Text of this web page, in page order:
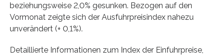
beziehungs­weise 2,0% gesunken. Bezogen auf den
Vormonat zeigte sich der Ausfuhrpreisindex nahezu
unverändert (+ 0,1%).
Detaillierte Informationen zum Index der Einfuhrpreise,